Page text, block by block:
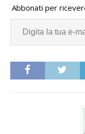
Abbonati per